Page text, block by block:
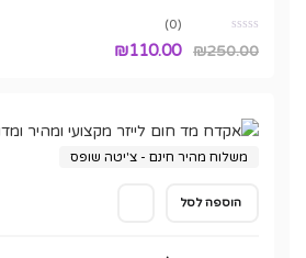
₪250.00
המחיר
₪250.00.
₪110.00
המחיר
₪110.00.
משלוח מהיר חינם - צ'יטה שופס
הוספה לסל